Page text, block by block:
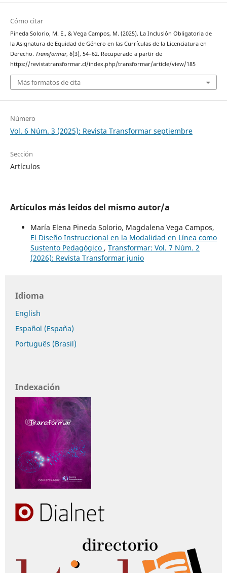
Cómo citar
Pineda Solorio, M. E., & Vega Campos, M. (2025). La Inclusión Obligatoria de
la Asignatura de Equidad de Género en las Currículas de la Licenciatura en
Derecho. Transformar, 6(3), 54–62. Recuperado a partir de
https://revistatransformar.cl/index.php/transformar/article/view/185
Más formatos de cita
Número
Vol. 6 Núm. 3 (2025): Revista Transformar septiembre
Sección
Artículos
Artículos más leídos del mismo autor/a
María Elena Pineda Solorio, Magdalena Vega Campos,
El Diseño Instruccional en la Modalidad en Línea como
Sustento Pedagógico , Transformar: Vol. 7 Núm. 2
(2026): Revista Transformar junio
Idioma
English
Español (España)
Português (Brasil)
Indexación